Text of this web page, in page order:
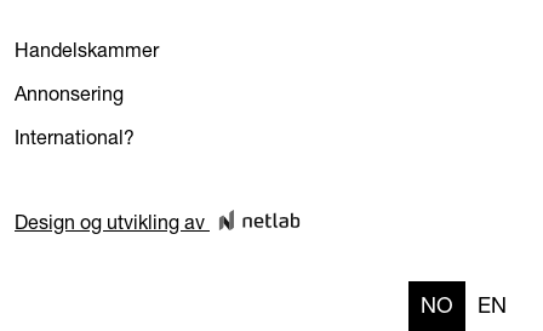
Handelskammer
Annonsering
International?
Design og utvikling av
NO EN